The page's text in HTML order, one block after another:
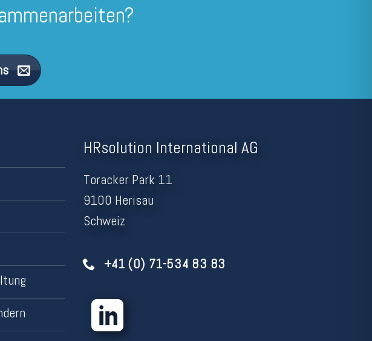
HRsolution International AG
Toracker Park 11
9100 Herisau
Schweiz
+41 (0) 71-534 83 83